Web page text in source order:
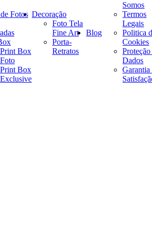
Fotos
Print Box
Foto
Print Box
Exclusive
Decoração
Foto Tela
Fine Art
Porta-
Retratos
Blog
Somos
Termos
Legais
Politica
Cookies
Proteção
Dados
Garantia